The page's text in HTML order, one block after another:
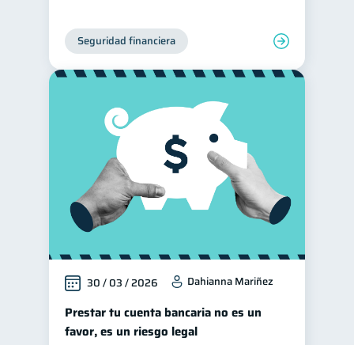
Seguridad financiera
30 / 03 / 2026 Dahianna Mariñez
Prestar tu cuenta bancaria no es un
favor, es un riesgo legal